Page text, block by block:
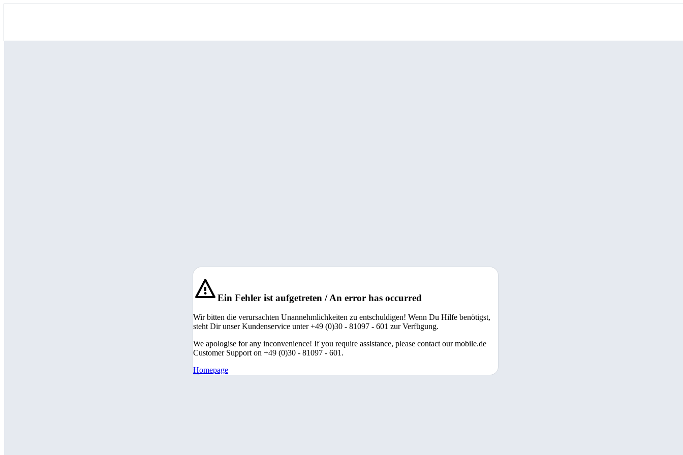
Ein Fehler ist aufgetreten / An error has occurred
Wir bitten die verursachten Unannehmlichkeiten zu entschuldigen! Wenn Du Hilfe benötigst,
steht Dir unser Kundenservice unter +49 (0)30 - 81097 - 601 zur Verfügung.
We apologise for any inconvenience! If you require assistance, please contact our mobile.de
Customer Support on +49 (0)30 - 81097 - 601.
Homepage